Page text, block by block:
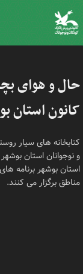
حال و هوای
کانون استان
کتابخانه های سیار
و نوجوانان استان
استان بوشهر برنامه
مناطق برگزار می کنند.